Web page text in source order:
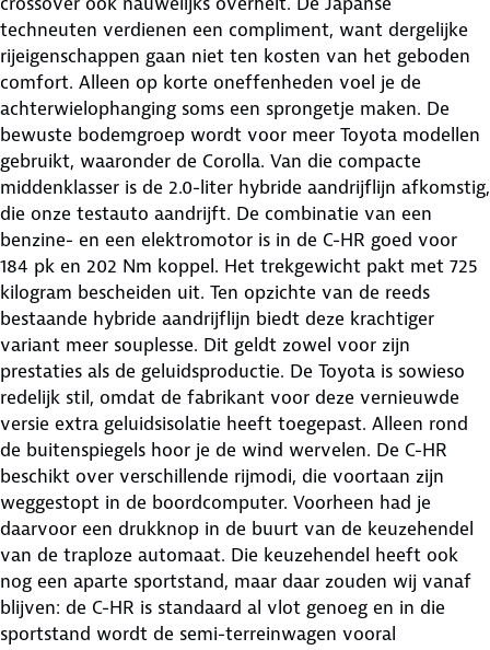
techneuten verdienen een compliment, want dergelijke
rijeigenschappen gaan niet ten kosten van het geboden
comfort. Alleen op korte oneffenheden voel je de
achterwielophanging soms een sprongetje maken. De
bewuste bodemgroep wordt voor meer Toyota modellen
gebruikt, waaronder de Corolla. Van die compacte
middenklasser is de 2.0-liter hybride aandrijflijn afkomstig,
die onze testauto aandrijft. De combinatie van een
benzine- en een elektromotor is in de C-HR goed voor
184 pk en 202 Nm koppel. Het trekgewicht pakt met 725
kilogram bescheiden uit. Ten opzichte van de reeds
bestaande hybride aandrijflijn biedt deze krachtiger
variant meer souplesse. Dit geldt zowel voor zijn
prestaties als de geluidsproductie. De Toyota is sowieso
redelijk stil, omdat de fabrikant voor deze vernieuwde
versie extra geluidsisolatie heeft toegepast. Alleen rond
de buitenspiegels hoor je de wind wervelen. De C-HR
beschikt over verschillende rijmodi, die voortaan zijn
weggestopt in de boordcomputer. Voorheen had je
daarvoor een drukknop in de buurt van de keuzehendel
van de traploze automaat. Die keuzehendel heeft ook
nog een aparte sportstand, maar daar zouden wij vanaf
blijven: de C-HR is standaard al vlot genoeg en in die
sportstand wordt de semi-terreinwagen vooral